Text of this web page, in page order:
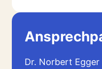
Dr. Norbert Egger